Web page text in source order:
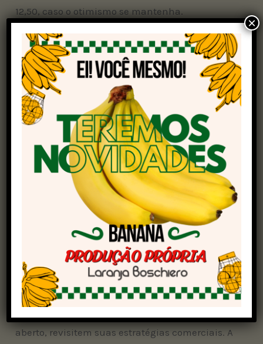
12,50, caso o otimismo se mantenha.
Esse rompimento técnico é interpretado por
muitos operadores como um “gatilho” para
entrada de fundos e movimentos especulativos,
ampliando a liquidez e a volatilidade do
mercado.
O relatório do USDA foi decisivo ao apontar
aumento das importações chinesas, queda nos
estoques globais e manutenção da demanda
internacional aquecida, especialmente num
momento em que o dólar se valoriza frente ao
real, o que torna a soja brasileira ainda mais
competitiva.
Nesse contexto, é prudente que os produtores
brasileiros, especialmente os que ainda
aberto, revisitem suas estratégias comerciais. A
×